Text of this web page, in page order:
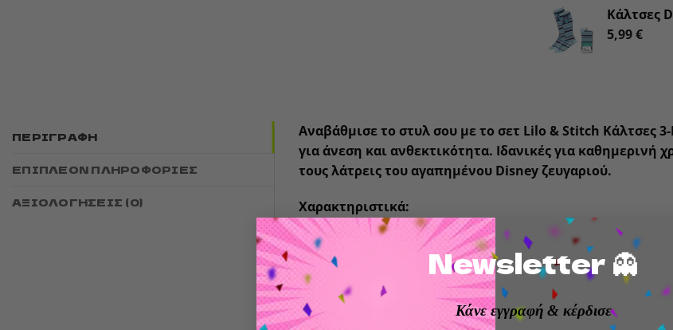
Newsletter 👻
Κάνε εγγραφή & κέρδισε
Κάλτσες
5,99€
ΠΕΡΙΓΡΑΦΉ
ΕΠΙΠΛΈΟΝ ΠΛΗΡΟΦΟΡΊΕΣ
ΑΞΙΟΛΟΓΉΣΕΙΣ (0)
Αναβάθμισε το στυλ σου με το σετ Lilo & Stitch Κάλτσες
για άνεση και ανθεκτικότητα. Ιδανικές για καθημερινή
τους λάτρεις του αγαπημένου Disney ζευγαριού.
Χαρακτηριστικά:
Επίσημα αδειοδοτημένο προϊόν Lilo & Stitch
Υλικό: 77% βαμβάκι, 22% πολυεστέρας, 1% ελαστάνη
Μέγεθος EU: 35-38